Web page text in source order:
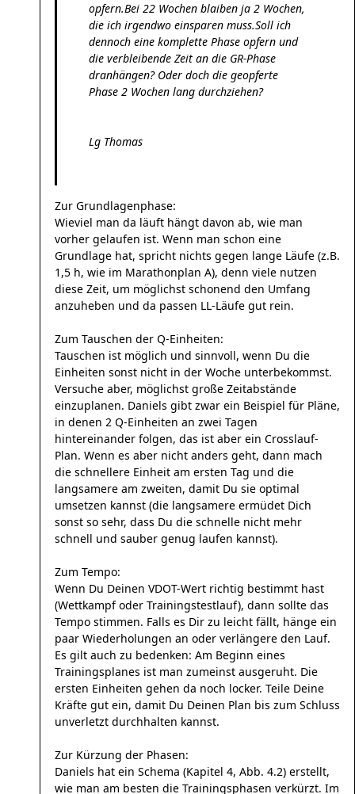
opfern.Bei 22 Wochen blaiben ja 2 Wochen,
die ich irgendwo einsparen muss.Soll ich
dennoch eine komplette Phase opfern und
die verbleibende Zeit an die GR-Phase
dranhängen? Oder doch die geopferte
Phase 2 Wochen lang durchziehen?
Lg Thomas
Zur Grundlagenphase:
Wieviel man da läuft hängt davon ab, wie man
vorher gelaufen ist. Wenn man schon eine
Grundlage hat, spricht nichts gegen lange Läufe (z.B.
1,5 h, wie im Marathonplan A), denn viele nutzen
diese Zeit, um möglichst schonend den Umfang
anzuheben und da passen LL-Läufe gut rein.
Zum Tauschen der Q-Einheiten:
Tauschen ist möglich und sinnvoll, wenn Du die
Einheiten sonst nicht in der Woche unterbekommst.
Versuche aber, möglichst große Zeitabstände
einzuplanen. Daniels gibt zwar ein Beispiel für Pläne,
in denen 2 Q-Einheiten an zwei Tagen
hintereinander folgen, das ist aber ein Crosslauf-
Plan. Wenn es aber nicht anders geht, dann mach
die schnellere Einheit am ersten Tag und die
langsamere am zweiten, damit Du sie optimal
umsetzen kannst (die langsamere ermüdet Dich
sonst so sehr, dass Du die schnelle nicht mehr
schnell und sauber genug laufen kannst).
Zum Tempo:
Wenn Du Deinen VDOT-Wert richtig bestimmt hast
(Wettkampf oder Trainingstestlauf), dann sollte das
Tempo stimmen. Falls es Dir zu leicht fällt, hänge ein
paar Wiederholungen an oder verlängere den Lauf.
Es gilt auch zu bedenken: Am Beginn eines
Trainingsplanes ist man zumeinst ausgeruht. Die
ersten Einheiten gehen da noch locker. Teile Deine
Kräfte gut ein, damit Du Deinen Plan bis zum Schluss
unverletzt durchhalten kannst.
Zur Kürzung der Phasen:
Daniels hat ein Schema (Kapitel 4, Abb. 4.2) erstellt,
wie man am besten die Trainingsphasen verkürzt. Im